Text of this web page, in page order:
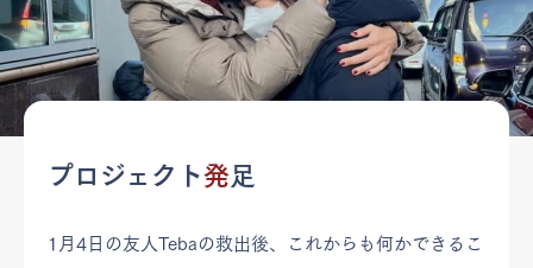
プロジェクト発足
1月4日の友人Tebaの救出後、これからも何かできるこ